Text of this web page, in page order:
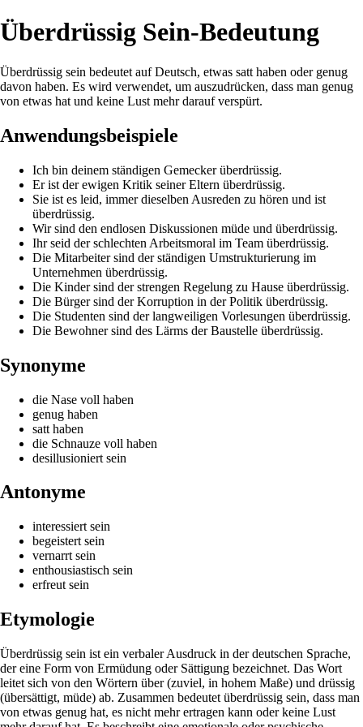
Überdrüssig Sein-Bedeutung
Überdrüssig sein bedeutet auf Deutsch, etwas satt haben oder genug
davon haben. Es wird verwendet, um auszudrücken, dass man genug
von etwas hat und keine Lust mehr darauf verspürt.
Anwendungsbeispiele
Ich bin deinem ständigen Gemecker überdrüssig.
Er ist der ewigen Kritik seiner Eltern überdrüssig.
Sie ist es leid, immer dieselben Ausreden zu hören und ist
überdrüssig.
Wir sind den endlosen Diskussionen müde und überdrüssig.
Ihr seid der schlechten Arbeitsmoral im Team überdrüssig.
Die Mitarbeiter sind der ständigen Umstrukturierung im
Unternehmen überdrüssig.
Die Kinder sind der strengen Regelung zu Hause überdrüssig.
Die Bürger sind der Korruption in der Politik überdrüssig.
Die Studenten sind der langweiligen Vorlesungen überdrüssig.
Die Bewohner sind des Lärms der Baustelle überdrüssig.
Synonyme
die Nase voll haben
genug haben
satt haben
die Schnauze voll haben
desillusioniert sein
Antonyme
interessiert sein
begeistert sein
vernarrt sein
enthousiastisch sein
erfreut sein
Etymologie
Überdrüssig sein ist ein verbaler Ausdruck in der deutschen Sprache,
der eine Form von Ermüdung oder Sättigung bezeichnet. Das Wort
leitet sich von den Wörtern über (zuviel, in hohem Maße) und drüssig
(übersättigt, müde) ab. Zusammen bedeutet überdrüssig sein, dass man
von etwas genug hat, es nicht mehr ertragen kann oder keine Lust